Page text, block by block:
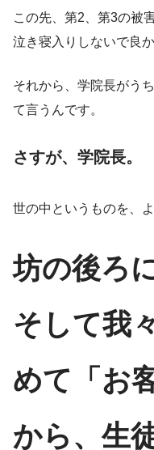
この先、第2、第3の被
泣き寝入りしないで良
それから、学院長がう
て言うんです。
さすが、学院長。
世の中というものを、
坊の後ろ
そして我
めて「お
から、生